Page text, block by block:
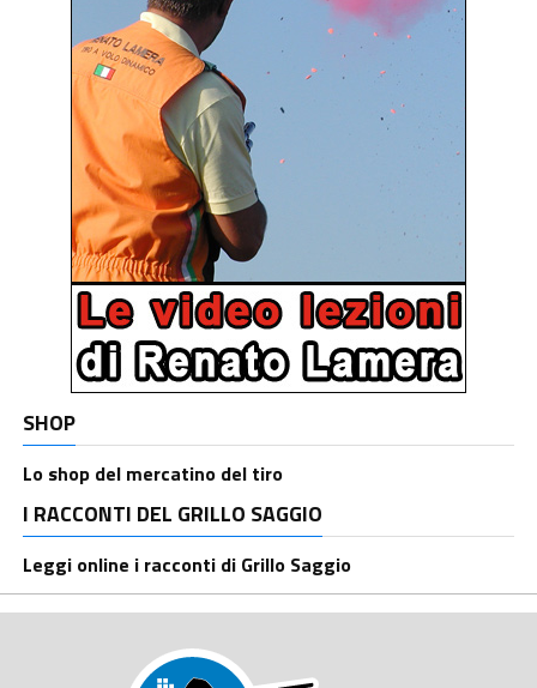
SHOP
Lo shop del mercatino del tiro
I RACCONTI DEL GRILLO SAGGIO
Leggi online i racconti di Grillo Saggio